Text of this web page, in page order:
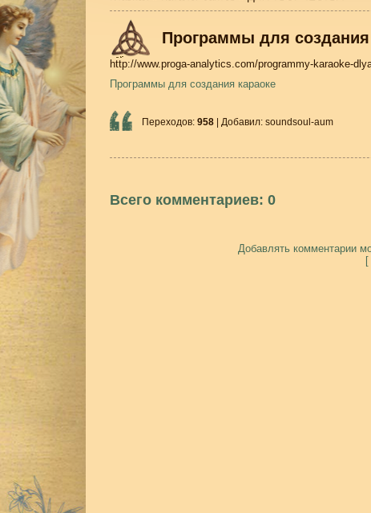
Программы для создания
http://www.proga-analytics.com/programmy-karaoke-
Программы для создания караоке
Переходов: 958 Добавил: soundsoul-aum
Всего комментариев: 0
Добавлять комментарии
[